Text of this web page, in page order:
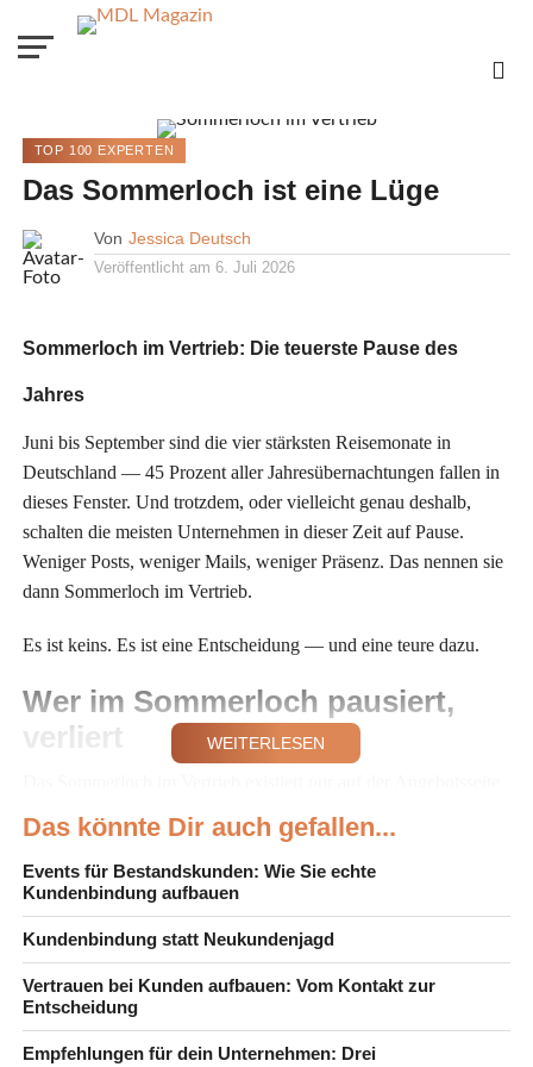
TOP 100 EXPERTEN
Das Sommerloch ist eine Lüge
Von Jessica Deutsch
Veröffentlicht am 6. Juli 2026
Sommerloch im Vertrieb: Die teuerste Pause des
Jahres
Juni bis September sind die vier stärksten Reisemonate in
Deutschland — 45 Prozent aller Jahresübernachtungen fallen in
dieses Fenster. Und trotzdem, oder vielleicht genau deshalb,
schalten die meisten Unternehmen in dieser Zeit auf Pause.
Weniger Posts, weniger Mails, weniger Präsenz. Das nennen sie
dann Sommerloch im Vertrieb.
Es ist keins. Es ist eine Entscheidung — und eine teure dazu.
Wer im Sommerloch pausiert,
verliert
was präsent ist — und wer im Sommer verstummt, verliert
Sichtbarkeit, die mühsam aufgebaut wurde. Der Interessent vom
letzten Quartal? Hat im September einen anderen Anbieter im
Kopf.
Genau hier reißt der Faden zu bestehenden Kontakten. Nicht
beim ersten Nein. Im Sommer.
WEITERLESEN
Das könnte Dir auch gefallen...
Events für Bestandskunden: Wie Sie echte
Kundenbindung aufbauen
Kundenbindung statt Neukundenjagd
Vertrauen bei Kunden aufbauen: Vom Kontakt zur
Entscheidung
Empfehlungen für dein Unternehmen: Drei